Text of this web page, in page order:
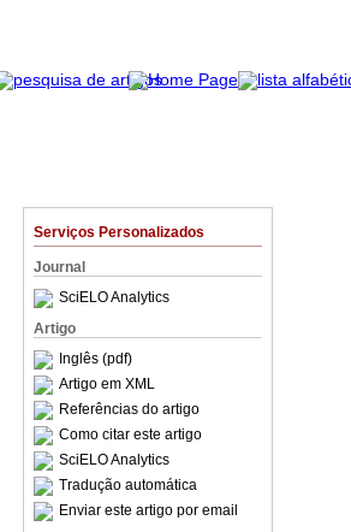
Serviços Personalizados
Journal
SciELO Analytics
Artigo
Inglês (pdf)
Artigo em XML
Referências do artigo
Como citar este artigo
SciELO Analytics
Tradução automática
Enviar este artigo por email